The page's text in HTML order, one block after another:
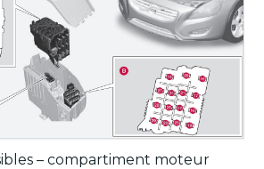
– compartiment moteur